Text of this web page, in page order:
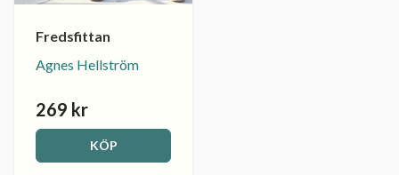
Fredsfittan
Agnes Hellström
269 kr
KÖP